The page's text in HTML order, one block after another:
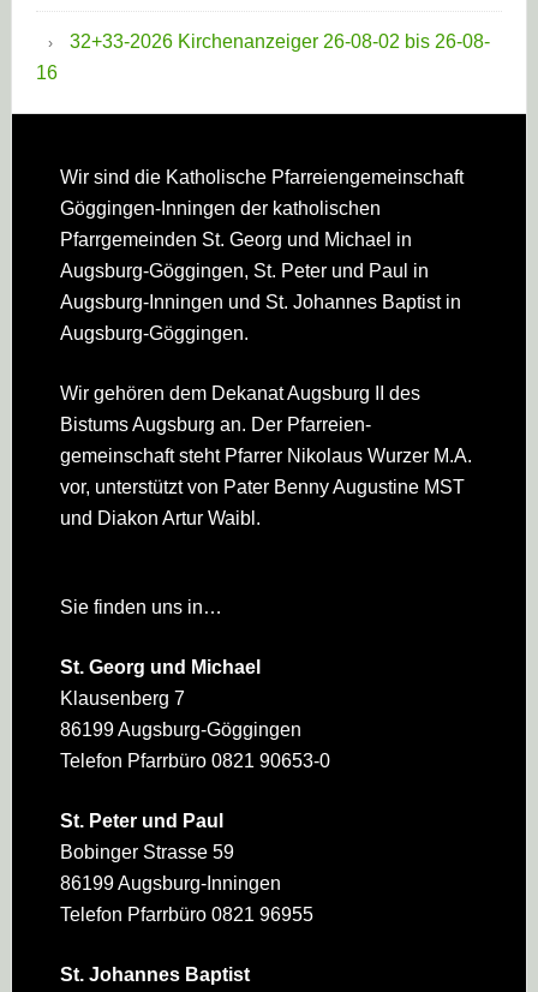
32+33-2026 Kirchenanzeiger 26-08-02 bis 26-08-
16
Footer
Wir sind die Katholische Pfarreien­gemeinschaft
Göggingen-Inningen der katholischen
Pfarrgemeinden St. Georg und Michael in
Augsburg-Göggingen, St. Peter und Paul in
Augsburg-Inningen und St. Johannes Baptist in
Augsburg-Göggingen.
Wir gehören dem Dekanat Augsburg II des
Bistums Augsburg an. Der Pfarreien­
gemeinschaft steht Pfarrer Nikolaus Wurzer M.A.
vor, unterstützt von Pater Benny Augustine MST
und Diakon Artur Waibl.
Sie finden uns in…
St. Georg und Michael
Klausenberg 7
86199 Augsburg-Göggingen
Telefon Pfarrbüro 0821 90653-0
St. Peter und Paul
Bobinger Strasse 59
86199 Augsburg-Inningen
Telefon Pfarrbüro 0821 96955
St. Johannes Baptist